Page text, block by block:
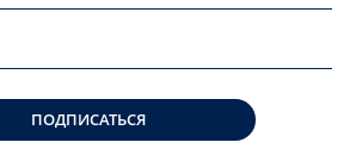
ПОДПИСАТЬСЯ